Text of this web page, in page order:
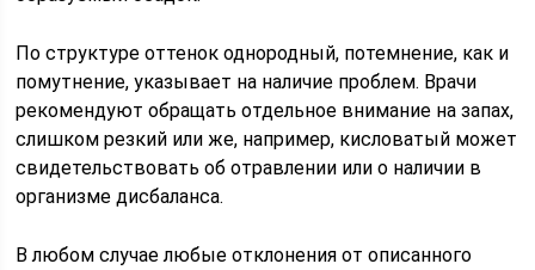
По структуре оттенок однородный, потемнение, как и
помутнение, указывает на наличие проблем. Врачи
рекомендуют обращать отдельное внимание на запах,
слишком резкий или же, например, кисловатый может
свидетельствовать об отравлении или о наличии в
организме дисбаланса.
В любом случае любые отклонения от описанного